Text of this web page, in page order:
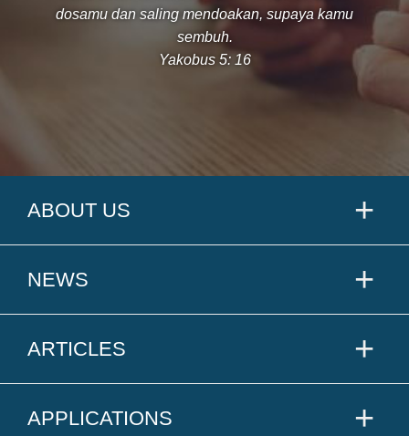
dosamu dan saling mendoakan, supaya kamu
sembuh.
Yakobus 5: 16
ABOUT US
NEWS
ARTICLES
APPLICATIONS